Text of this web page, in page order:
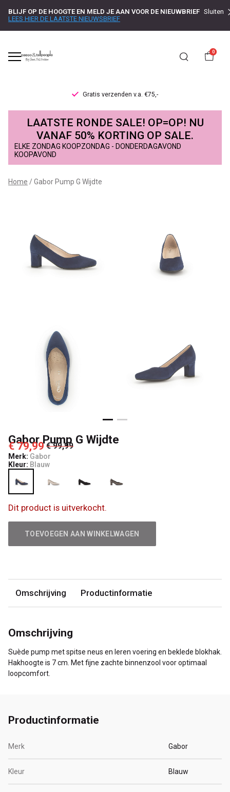
BLIJF OP DE HOOGTE EN MELD JE AAN VOOR DE NIEUWBRIEF
LEES HIER DE LAATSTE NIEUWSBRIEF
Sluiten
0
Gratis verzenden v.a. €75,-
Gabor
Pump
G
Wijdte
LAATSTE RONDE SALE! OP=OP! NU
VANAF 50% KORTING OP SALE.
ELKE ZONDAG KOOPZONDAG - DONDERDAGAVOND
KOOPAVOND
Home Gabor Pump G Wijdte
Gabor Pump G Wijdte
€ 79,99 € 99,99
Merk: Gabor
Kleur: Blauw
Dit product is uitverkocht.
TOEVOEGEN AAN WINKELWAGEN
Omschrijving Productinformatie
Omschrijving
Suède pump met spitse neus en leren voering en beklede blokhak.
Hakhoogte is 7 cm. Met fijne zachte binnenzool voor optimaal
loopcomfort.
Productinformatie
Merk Gabor
Kleur Blauw